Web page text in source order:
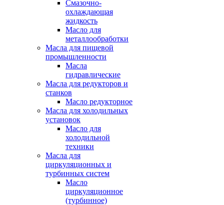
Смазочно-
охлаждающая
жидкость
Масло для
металлообработки
Масла для пищевой
промышленности
Масла
гидравлические
Масла для редукторов и
станков
Масло редукторное
Масла для холодильных
установок
Масло для
холодильной
техники
Масла для
циркуляционных и
турбинных систем
Масло
циркуляционное
(турбинное)